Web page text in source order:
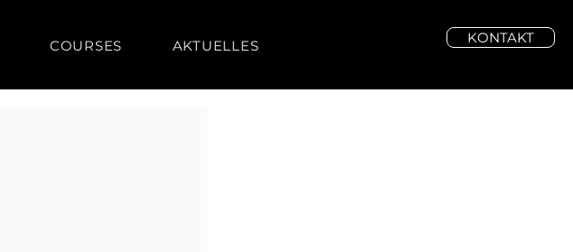
KONTAKT
COURSES AKTUELLES